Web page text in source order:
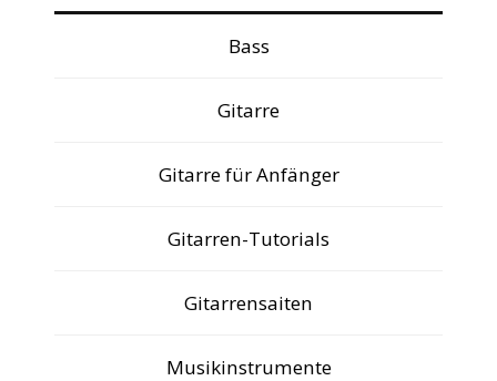
Bass
Gitarre
Gitarre für Anfänger
Gitarren-Tutorials
Gitarrensaiten
Musikinstrumente